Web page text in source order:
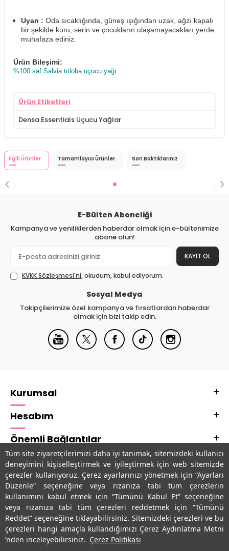
Tüm site ziyaretçilerimizi daha iyi tanımak, sitemizdeki kullanıcı
deneyimini kişiselleştirmek ve iyileştirmek için web sitemizde
çerezler kullanıyoruz. Çerez ayarlarınızı yönetmek için “Ayarları
Düzenle” seçeneğine veya rızanıza tabi tüm çerezlerin
kullanımını kabul etmek için “Tümünü Kabul Et” seçeneğine
veya rızanıza tabi tüm çerezleri reddetmek için “Tümünü
Reddet” seçeneğine tıklayabilirsiniz. Sitemizdeki çerezleri ve bu
çerezleri hangi amaçla kullandığımızı Çerez Aydınlatma Metni
’nden inceleyebilirsiniz. Çerez Politikası
Uyarı : Oda sıcaklığında, güneş ışığından uzak, ağzı kapalı
bir şekilde kuru, serin ve çocukların ulaşamayacakları yerde
muhafaza ediniz.
Ürün Bileşimi:
%100 saf Salvia triloba uçucu yağı
Ürün Etiketleri
Densa Essentials Uçucu Yağlar
İlgili Ürünler Tamamlayıcı Ürünler Son Baktıklarınız
E-Bülten Aboneliği
Kampanya ve yeniliklerden haberdar olmak için e-bültenimize
abone olun!
KAYIT OL
KVKK Sözleşmesi'ni, okudum, kabul ediyorum.
Sosyal Medya
Takipçilerimize özel kampanya ve fırsatlardan haberdar
olmak için bizi takip edin.
Kurumsal
Hesabım
Önemli Bağlantılar
Adres & İletişim
Uygulamalarımız